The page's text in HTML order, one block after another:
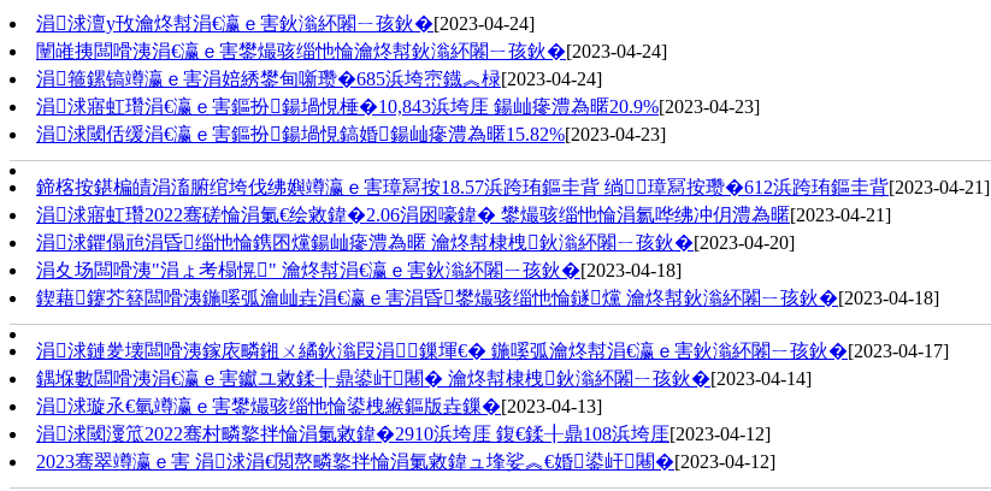
涓浗澶у攼瀹炵幇涓€瀛ｅ害鈥滃紑闂ㄧ孩鈥�[2023-04-24]
闉嶉挗闆嗗洟涓€瀛ｅ害鐢熶骇缁忚惀瀹炵幇鈥滃紑闂ㄧ孩鈥�[2023-04-24]
涓箍鏍镐竴瀛ｅ害涓婄綉鐢甸噺瓒�685浜垮崈鐡︽椂[2023-04-24]
涓浗寤虹瓚涓€瀛ｅ害鏂扮鍚堝悓棰�10,843浜垮厓 鍚屾瘮澧為暱20.9%[2023-04-23]
涓浗閾佸缓涓€瀛ｅ害鏂扮鍚堝悓鎬婚鍚屾瘮澧為暱15.82%[2023-04-23]
鍗楁按鍖楄皟涓滀腑绾垮伐绋嬩竴瀛ｅ害璋冩按18.57浜跨珛鏂圭背 绱璋冩按瓒�612浜跨珛鏂圭背[2023-04-21]
涓浗寤虹瓚2022骞磋惀涓氭€绘敹鍏�2.06涓囦嚎鍏� 鐢熶骇缁忚惀涓氱哗绋冲仴澧為暱[2023-04-21]
涓浗鑺傝兘涓昏缁忚惀鎸囨爣鍚屾瘮澧為暱 瀹炵幇棣栧鈥滃紑闂ㄧ孩鈥�[2023-04-20]
涓夊场闆嗗洟"涓ょ考榻愰" 瀹炵幇涓€瀛ｅ害鈥滃紑闂ㄧ孩鈥�[2023-04-18]
鍥藉鑳芥簮闆嗗洟鍦嗘弧瀹屾垚涓€瀛ｅ害涓昏鐢熶骇缁忚惀鐩爣 瀹炵幇鈥滃紑闂ㄧ孩鈥�[2023-04-18]
涓浗鏈夎壊闆嗗洟鎵庡疄鎺ㄨ繘鈥滃叚涓鏁堚€� 鍦嗘弧瀹炵幇涓€瀛ｅ害鈥滃紑闂ㄧ孩鈥�[2023-04-17]
鍝堢數闆嗗洟涓€瀛ｅ害钀ユ敹鍒╂鼎鍙屽闀� 瀹炵幇棣栧鈥滃紑闂ㄧ孩鈥�[2023-04-14]
涓浗璇氶€氫竴瀛ｅ害鐢熶骇缁忚惀鍙栧緱鏂版垚鏁�[2023-04-13]
涓浗閾濅笟2022骞村疄鐜拌惀涓氭敹鍏�2910浜垮厓 鍑€鍒╂鼎108浜垮厓[2023-04-12]
2023骞翠竴瀛ｅ害 涓浗涓€閲嶅疄鐜拌惀涓氭敹鍏ュ埄娑︽€婚鍙屽闀�[2023-04-12]